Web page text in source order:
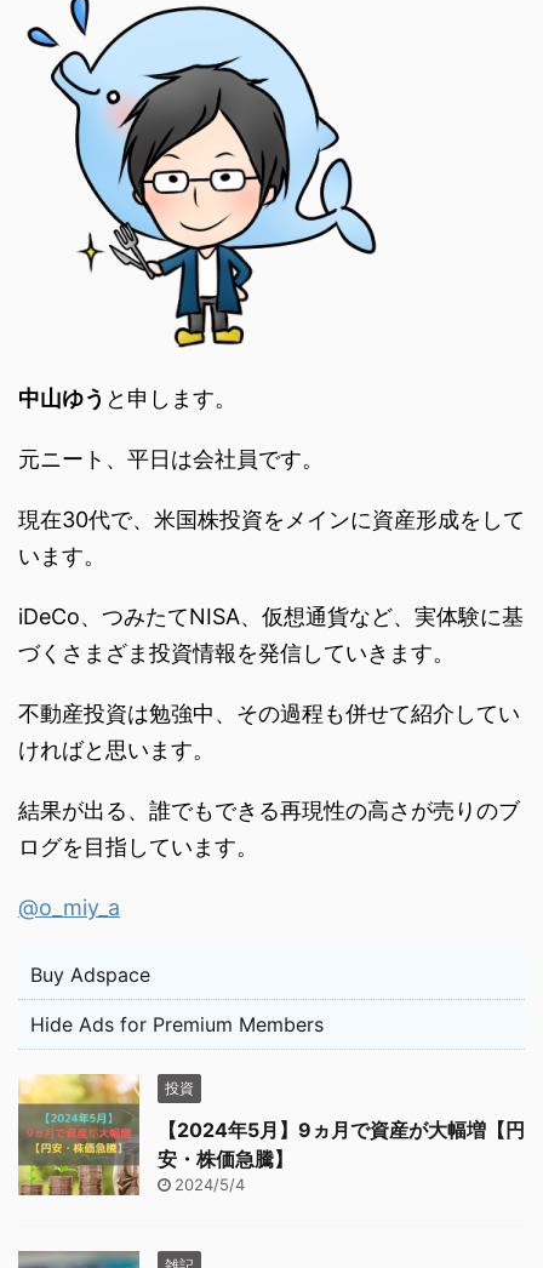
中山ゆう と申します。
元ニート、平日は会社員です。
現在30代で、米国株投資をメインに資産形成をして
います。
iDeCo、つみたてNISA、仮想通貨など、実体験に基
づくさまざま投資情報を発信していきます。
不動産投資は勉強中、その過程も併せて紹介してい
ければと思います。
結果が出る、誰でもできる再現性の高さが売りのブ
ログを目指しています。
@o_miy_a
Buy Adspace
Hide Ads for Premium Members
投資
【2024年5月】9ヵ月で資産が大幅増【円
安・株価急騰】
2024/5/4